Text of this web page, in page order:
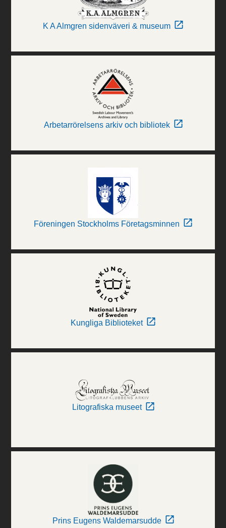
K A Almgren sidenväveri & museum
Arbetarrörelsens arkiv och bibliotek
Föreningen Stockholms Företagsminnen
Kungliga Biblioteket
Litografiska museet
Prins Eugens Waldemarsudde